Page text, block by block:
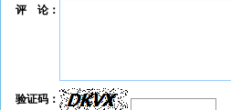
评 论：
验证码：